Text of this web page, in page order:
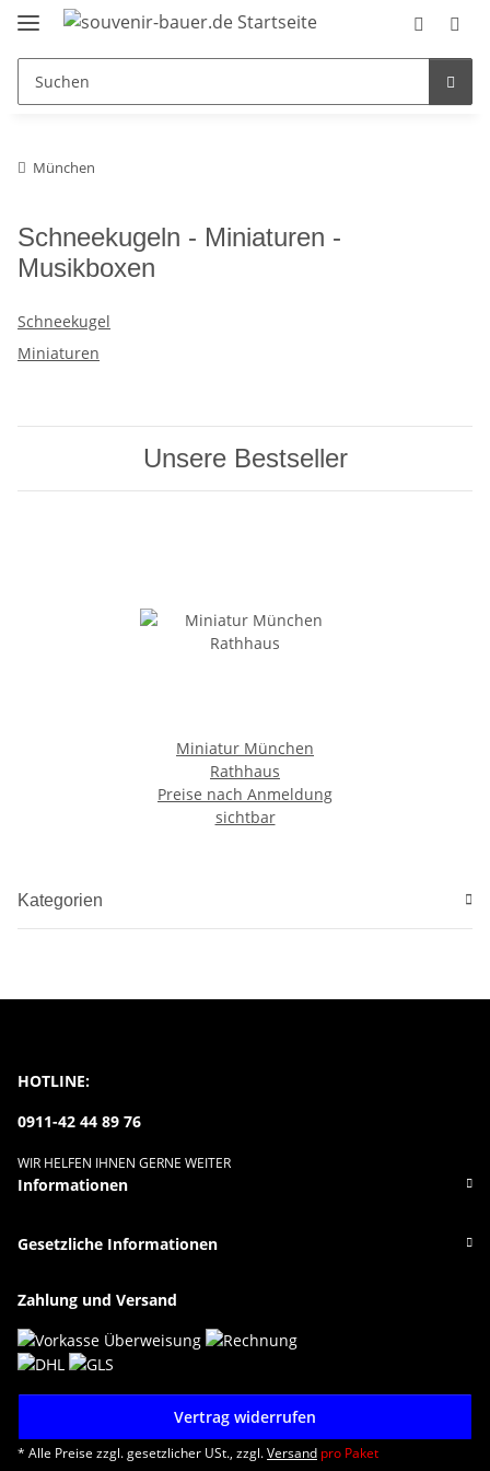
München
Schneekugeln - Miniaturen -
Musikboxen
Schneekugel
Miniaturen
Unsere Bestseller
Miniatur München
Rathhaus
Preise nach Anmeldung
sichtbar
Kategorien
HOTLINE:
0911-42 44 89 76
WIR HELFEN IHNEN GERNE WEITER
Informationen
Gesetzliche Informationen
Zahlung und Versand
Vertrag widerrufen
* Alle Preise zzgl. gesetzlicher USt., zzgl.Versand pro Paket